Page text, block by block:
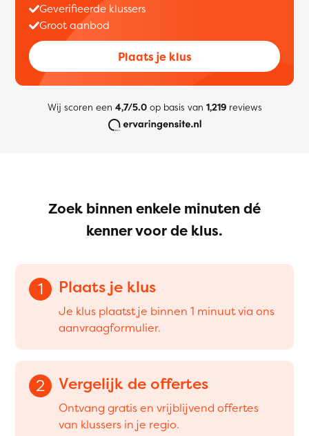
Geverifieerde klussers
Groot aanbod
Plaats je klus
Wij scoren een 4,7/5.0op basis van 1,219reviews
Zoek binnen enkele minuten dé
kenner voor de klus.
1 Plaats je klus
Je klus plaatst je binnen 1 minuut via ons
aanvraagformulier.
2 Vergelijk de offertes
Ontvang gratis en vrijblijvend offertes
van klussers in je regio.